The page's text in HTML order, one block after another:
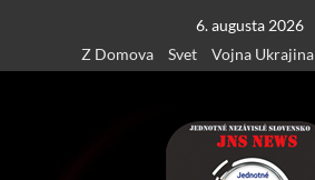
content
6. augusta 2026
Z Domova
Svet Vojna Ukrajina